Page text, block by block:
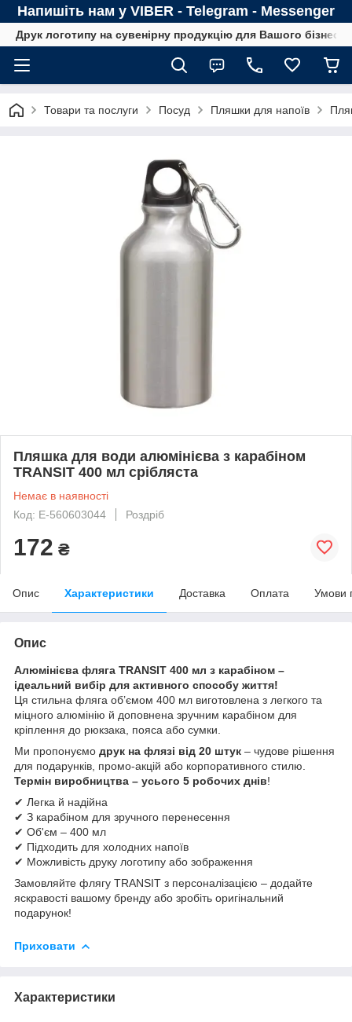
Напишіть нам у VIBER - Telegram - Messenger
Друк логотипу на сувенірну продукцію для Вашого бізнесу
Товари та послуги Посуд Пляшки для напоїв
Пляшка для води алюмінієва з карабіном
TRANSIT 400 мл срібляста
Немає в наявності
Код: Е-560603044
Роздріб
172 ₴
Опис Характеристики Доставка Оплата Умови
Опис
Алюмінієва фляга TRANSIT 400 мл з карабіном –
ідеальний вибір для активного способу життя!
Ця стильна фляга об’ємом 400 мл виготовлена з легкого та
міцного алюмінію й доповнена зручним карабіном для
кріплення до рюкзака, пояса або сумки.
Ми пропонуємо друк на флязі від 20 штук – чудове рішення
для подарунків, промо-акцій або корпоративного стилю.
Термін виробництва – усього 5 робочих днів!
✔ Легка й надійна
✔ З карабіном для зручного перенесення
✔ Об'єм – 400 мл
✔ Підходить для холодних напоїв
✔ Можливість друку логотипу або зображення
Замовляйте флягу TRANSIT з персоналізацією – додайте
яскравості вашому бренду або зробіть оригінальний
подарунок!
Приховати
Характеристики